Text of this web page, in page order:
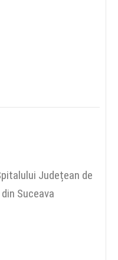
Județean de
Suceava